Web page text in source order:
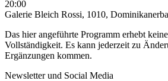
20:00
Galerie Bleich Rossi, 1010,
Das hier angeführte Programm erhebt
Vollständigkeit. Es kann jederzeit zu
Ergänzungen kommen.
Newsletter und Social Media